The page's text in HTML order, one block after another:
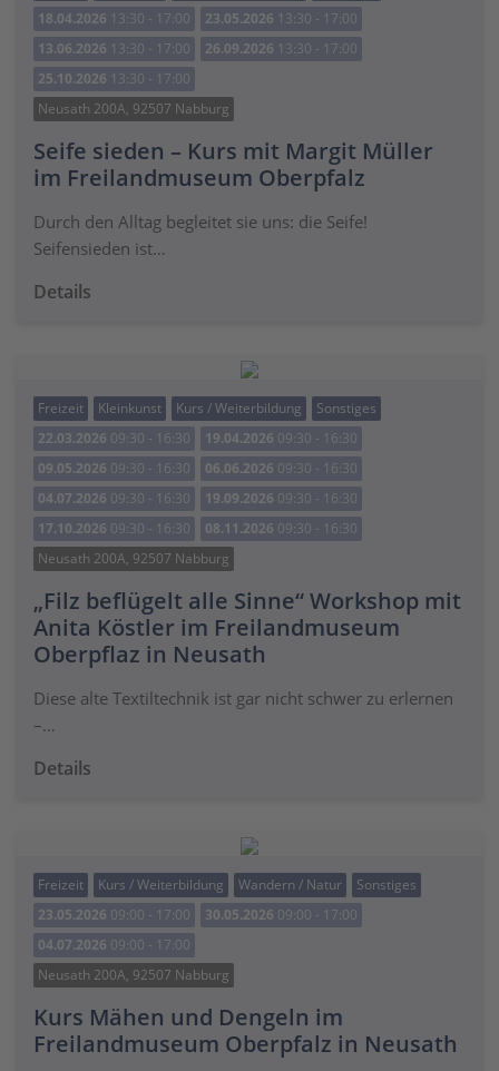
18.04.2026 13:30 - 17:00 23.05.2026 13:30 - 17:00
13.06.2026 13:30 - 17:00 26.09.2026 13:30 - 17:00
25.10.2026 13:30 - 17:00
Neusath 200A, 92507 Nabburg
Seife sieden – Kurs mit Margit Müller
im Freilandmuseum Oberpfalz
Durch den Alltag begleitet sie uns: die Seife!
Seifensieden ist…
Details
Freizeit Kleinkunst Kurs / Weiterbildung
Sonstiges
22.03.2026 09:30 - 16:30 19.04.2026 09:30 - 16:30
09.05.2026 09:30 - 16:30 06.06.2026 09:30 - 16:30
04.07.2026 09:30 - 16:30 19.09.2026 09:30 - 16:30
17.10.2026 09:30 - 16:30 08.11.2026 09:30 - 16:30
Neusath 200A, 92507 Nabburg
„Filz beflügelt alle Sinne“ Workshop mit
Anita Köstler im Freilandmuseum
Oberpflaz in Neusath
Diese alte Textiltechnik ist gar nicht schwer zu erlernen
–…
Details
Freizeit Kurs / Weiterbildung Wandern / Natur
Sonstiges
23.05.2026 09:00 - 17:00 30.05.2026 09:00 - 17:00
04.07.2026 09:00 - 17:00
Neusath 200A, 92507 Nabburg
Kurs Mähen und Dengeln im
Freilandmuseum Oberpfalz in Neusath